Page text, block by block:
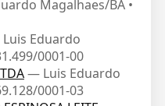
Magalhaes/BA •
Eduardo
0001-00
— Luis Eduardo
0001-03